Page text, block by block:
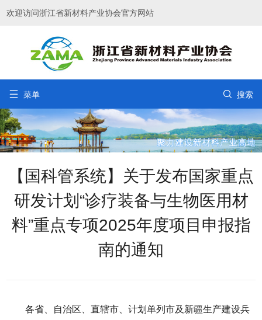
欢迎访问浙江省新材料产业协会官方网站
 菜单  搜索
【国科管系统】关于发布国家重点
研发计划“诊疗装备与生物医用材
料”重点专项2025年度项目申报指
南的通知
各省、自治区、直辖市、计划单列市及新疆生产建设兵